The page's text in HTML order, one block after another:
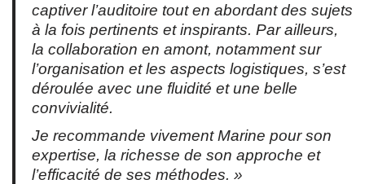
captiver l’auditoire tout en abordant des sujets
à la fois pertinents et inspirants. Par ailleurs,
la collaboration en amont, notamment sur
l’organisation et les aspects logistiques, s’est
déroulée avec une fluidité et une belle
convivialité.
Je recommande vivement Marine pour son
expertise, la richesse de son approche et
l’efficacité de ses méthodes. »